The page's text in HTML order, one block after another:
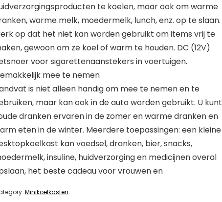
te koelen, maar ook om warme
warme melk, moedermelk, lunch, enz. op te slaan.
op dat het niet kan worden gebruikt om items vrij te
gewoon om ze koel of warm te houden. DC (12V)
voor sigarettenaanstekers in voertuigen.
mee te nemen
is niet alleen handig om mee te nemen en te
maar kan ook in de auto worden gebruikt. U kunt
dranken ervaren in de zomer en warme dranken en
eten in de winter. Meerdere toepassingen: een kleine
kan voedsel, dranken, bier, snacks,
insuline, huidverzorging en medicijnen overal
het beste cadeau voor vrouwen en
Minikoelkasten